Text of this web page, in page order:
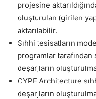
projesine
oluşturulan (girilen
aktarılabilir.
Sıhhi tesisatların
programlar
deşarjların
CYPE Architecture
deşarjların